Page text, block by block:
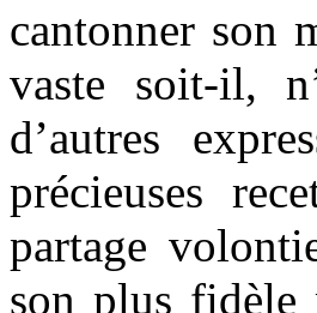
cantonner son
vaste soit-il,
d’autres
précieuses
partage
son plus fidèle